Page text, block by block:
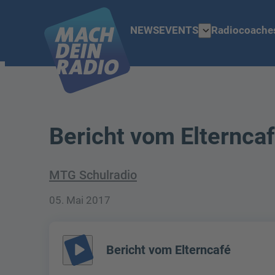
NEWSEVENTS expand_more
Bericht vom
MTG Schulradio
05. Mai 2017
play_arrow Bericht vom Elterncafé